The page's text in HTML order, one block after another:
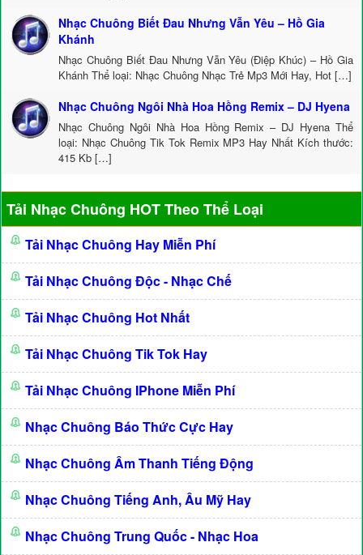
Nhạc Chuông Biết Đau Nhưng Vẫn Yêu – Hồ Gia
Khánh
Nhạc Chuông Biết Đau Nhưng Vẫn Yêu (Điệp Khúc) – Hồ Gia
Khánh Thể loại: Nhạc Chuông Nhạc Trẻ Mp3 Mới Hay, Hot […]
Nhạc Chuông Ngôi Nhà Hoa Hồng Remix – DJ Hyena
Nhạc Chuông Ngôi Nhà Hoa Hồng Remix – DJ Hyena Thể
loại: Nhạc Chuông Tik Tok Remix MP3 Hay Nhất Kích thước:
415 Kb […]
Tải Nhạc Chuông HOT Theo Thể Loại
Tải Nhạc Chuông Hay Miễn Phí
Tải Nhạc Chuông Độc - Nhạc Chế
Tải Nhạc Chuông Hot Nhất
Tải Nhạc Chuông Tik Tok Hay
Tải Nhạc Chuông IPhone Miễn Phí
Nhạc Chuông Báo Thức Cực Hay
Nhạc Chuông Âm Thanh Tiếng Động
Nhạc Chuông Tiếng Anh, Âu Mỹ Hay
Nhạc Chuông Trung Quốc - Nhạc Hoa